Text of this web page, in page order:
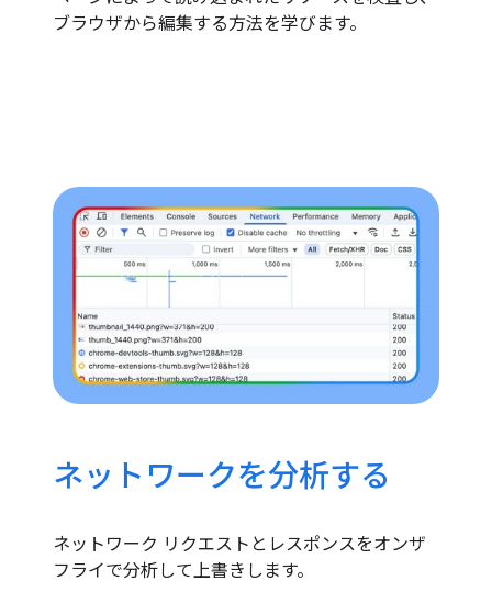
ブラウザから編集する方法を学びます。
ネットワークを分析する
ネットワーク リクエストとレスポンスをオンザ
フライで分析して上書きします。